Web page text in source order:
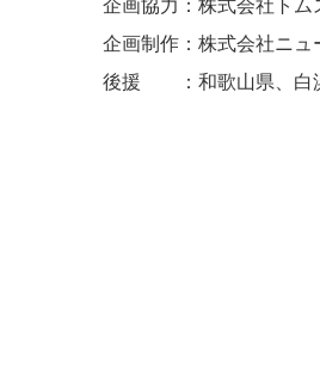
企画協力：株式会社トム
企画制作：株式会社ニ
後援 ：和歌山県、白浜